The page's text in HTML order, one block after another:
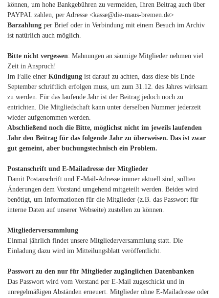
können, um hohe Bankgebühren zu vermeiden, Ihren Beitrag auch über
PAYPAL zahlen, per Adresse <kasse@die-maus-bremen.de>
Barzahlung per Brief oder in Verbindung mit einem Besuch im Archiv
ist natürlich auch möglich.
Bitte nicht vergessen: Mahnungen an säumige Mitglieder nehmen viel
Zeit in Anspruch!
Im Falle einer Kündigung ist darauf zu achten, dass diese bis Ende
September schriftlich erfolgen muss, um zum 31.12. des Jahres wirksam
zu werden. Für das laufende Jahr ist der Beitrag jedoch noch zu
entrichten. Die Mitgliedschaft kann unter derselben Nummer jederzeit
wieder aufgenommen werden.
Abschließend noch die Bitte, möglichst nicht im jeweils laufenden
Jahr den Beitrag für das folgende Jahr zu überweisen. Das ist zwar
gut gemeint, aber buchungstechnisch ein Problem.
Postanschrift und E-Mailadresse der Mitglieder
Damit Postanschrift und E-Mail-Adresse immer aktuell sind, sollten
Änderungen dem Vorstand umgehend mitgeteilt werden. Beides wird
benötigt, um Informationen für die Mitglieder (z.B. das Passwort für
interne Daten auf unserer Webseite) zustellen zu können.
Mitgliederversammlung
Einmal jährlich findet unsere Mitgliederversammlung statt. Die
Einladung dazu wird im Mitteilungsblatt veröffentlicht.
Passwort zu den nur für Mitglieder zugänglichen Datenbanken
Das Passwort wird vom Vorstand per E-Mail zugeschickt und in
unregelmäßigen Abständen erneuert. Mitglieder ohne E-Mailadresse oder